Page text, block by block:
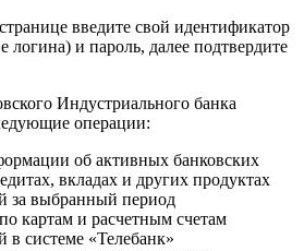
введите свой идентификатор
логина) и пароль, далее подтвердите
Индустриального банка
операции:
об активных банковских
вкладах и других продуктах
за выбранный период
картам и расчетным счетам
в системе «Телебанк»